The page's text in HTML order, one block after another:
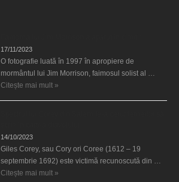
17/11/2023
O fotografie luată în 1997 în apropiere de
mormântul lui Jim Morrison, faimosul solist al …
Citește mai mult »
14/10/2023
Giles Corey, sau Cory ori Coree (1612 – 19
septembrie 1692) este victimă recunoscută din …
Citește mai mult »